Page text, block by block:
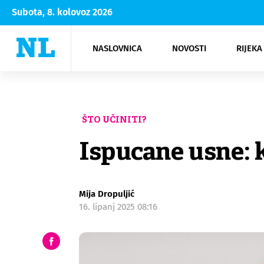
Subota, 8. kolovoz 2026
NASLOVNICA NOVOSTI
Rijeka Opatija
NK
Moda
Kultura
ŠTO UČINITI?
Ispucane
Mija Dropuljić
16. lipanj 2025 08:16